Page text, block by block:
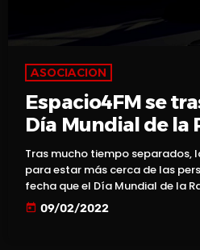
ASOCIACION
Espacio4FM se
Día Mundial de la
Tras mucho tiempo separados,
para estar más cerca de las
fecha que el Día Mundial de la
Espacio4FM traslada su estudio
se emitirán en directo desde la
today 09/02/2022